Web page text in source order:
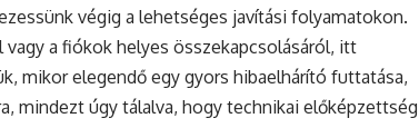
végig a lehetséges javítási folyamatokon.
a fiókok helyes összekapcsolásáról, itt
mikor elegendő egy gyors hibaelhárító futtatása,
mindezt úgy tálalva, hogy technikai előképzettség